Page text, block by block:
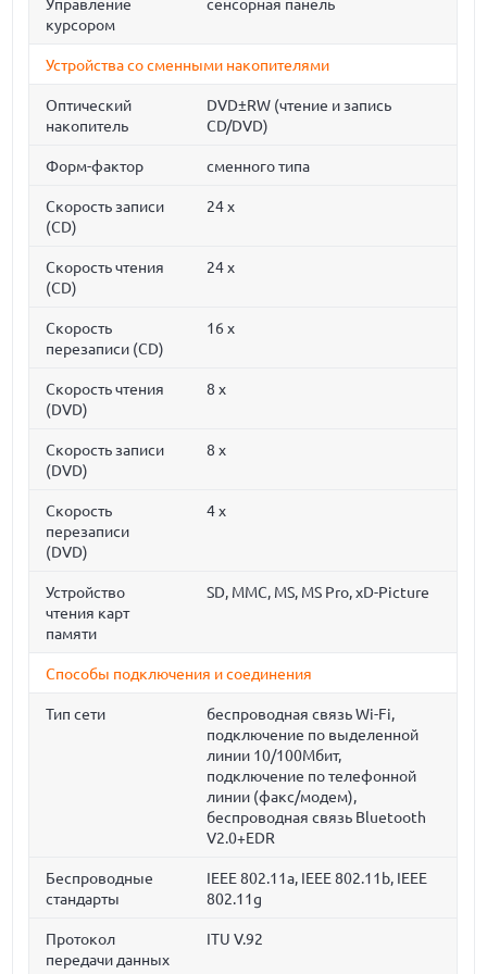
Управление
курсором
сенсорная панель
Устройства со сменными накопителями
Оптический
накопитель
DVD±RW (чтение и запись
CD/DVD)
Форм-фактор сменного типа
Скорость записи
(CD)
24 x
Скорость чтения
(CD)
24 x
Скорость
перезаписи (CD)
16 x
Скорость чтения
(DVD)
8 x
Скорость записи
(DVD)
8 x
Скорость
перезаписи
(DVD)
4 x
Устройство
чтения карт
памяти
SD, MMC, MS, MS Pro, xD-Picture
Способы подключения и соединения
Тип сети
беспроводная связь Wi-Fi,
подключение по выделенной
линии 10/100Мбит,
подключение по телефонной
линии (факс/модем),
беспроводная связь Bluetooth
V2.0+EDR
Беспроводные
стандарты
IEEE 802.11a, IEEE 802.11b, IEEE
802.11g
Протокол
передачи данных
ITU V.92